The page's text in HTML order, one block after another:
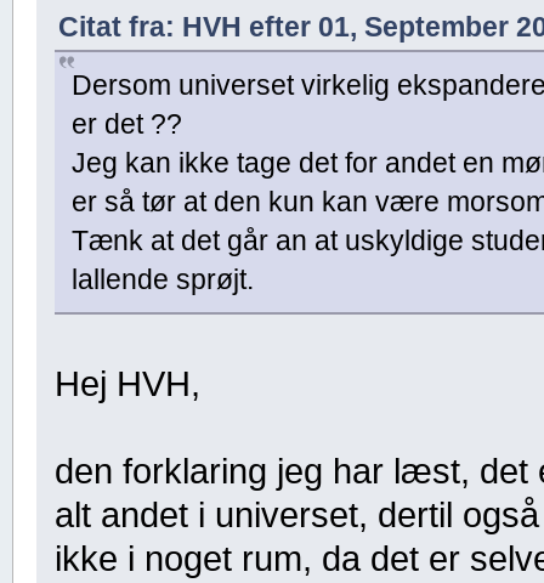
Citat fra: HVH efter 01, September
Dersom universet virkelig
er det ??
Jeg kan ikke tage det for andet en
er så tør at den kun kan være
Tænk at det går an at uskyldige
lallende sprøjt.
Hej HVH,
den forklaring jeg har læst, det
alt andet i universet, dertil
ikke i noget rum, da det er